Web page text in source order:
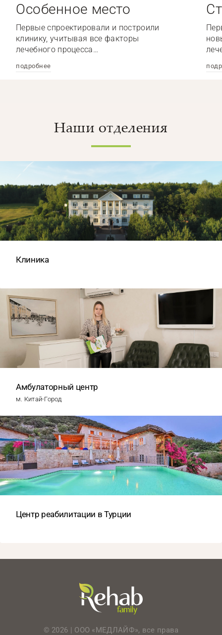
Особенное место
Первые спроектировали и построили
клинику, учитывая все факторы
лечебного процесса…
подробнее
Наши отделения
Клиника
Амбулаторный центр
м. Китай-Город
Центр реабилитации в Турции
© 2026 | ООО «МЕДЛАЙФ», все права